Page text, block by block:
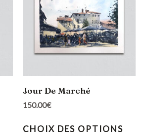
Jour De Marché
150.00€
CHOIX DES OPTIONS